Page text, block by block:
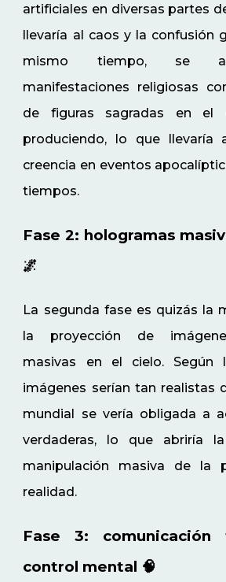
artificiales en diversas partes
llevaría al caos y la confusión
mismo tiempo, se
manifestaciones religiosas
de figuras sagradas en el
produciendo, lo que llevaría
creencia en eventos
tiempos.
Fase 2: hologramas
🌌
La segunda fase es quizás la
la proyección de
masivas en el cielo. Según
imágenes serían tan realistas
mundial se vería obligada a
verdaderas, lo que abriría
manipulación masiva de la
realidad.
Fase 3:
control mental 🧠